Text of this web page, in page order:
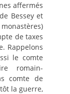
affermés
Bessey et
de taxes
Rappelons
le comte
romain-
comte de
la guerre,